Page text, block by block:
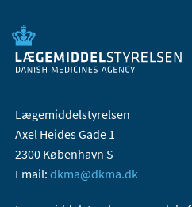
Lægemiddelstyrelsen
Axel Heides Gade 1
2300 København S
Email: dkma@dkma.dk